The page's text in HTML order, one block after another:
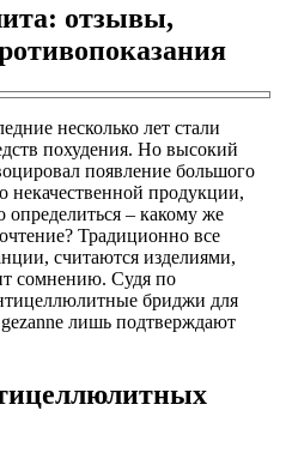
отзывы,
несколько лет стали
похудения. Но высокий
появление большого
некачественной продукции,
определиться – какому же
Традиционно все
считаются изделиями,
сомнению. Судя по
бриджи для
лишь подтверждают